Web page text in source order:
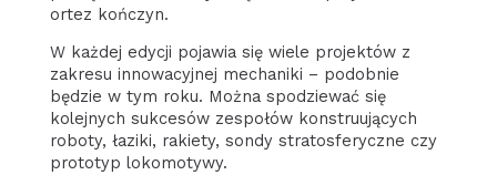
ortez kończyn.
W każdej edycji pojawia się wiele projektów z
zakresu innowacyjnej mechaniki – podobnie
będzie w tym roku. Można spodziewać się
kolejnych sukcesów zespołów konstruujących
roboty, łaziki, rakiety, sondy stratosferyczne czy
prototyp lokomotywy.